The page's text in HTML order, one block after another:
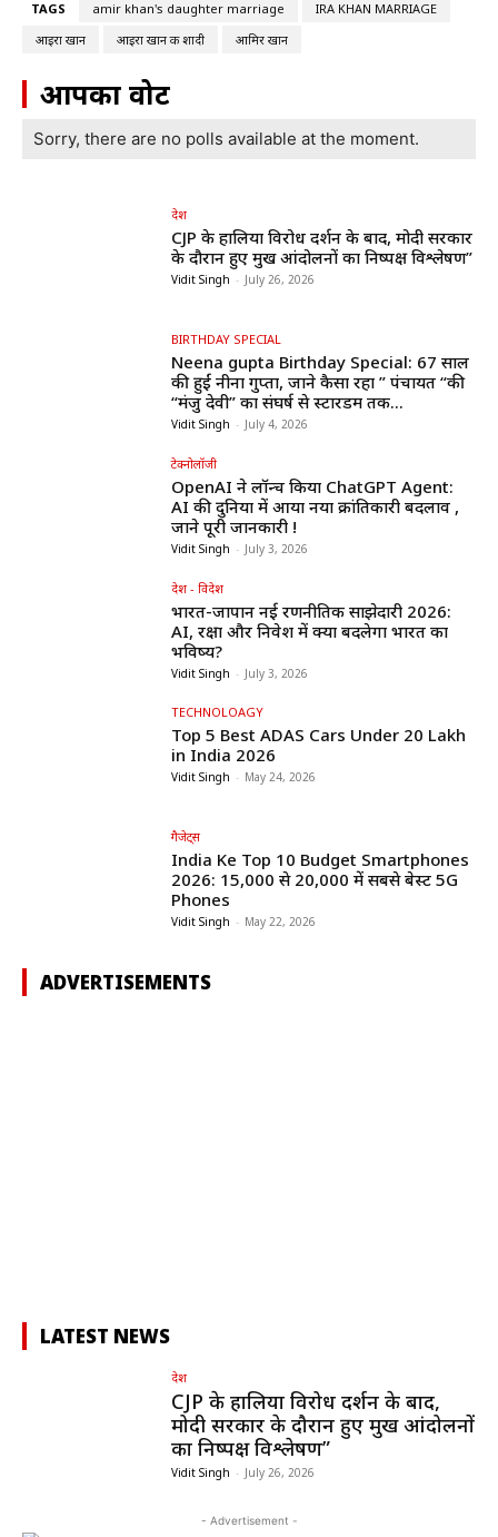
TAGS amir khan's daughter marriage
IRA KHAN MARRIAGE
आइरा खान
आइरा खान की शादी आमिर खान
आपका वोट
Sorry, there are no polls available at the moment.
देश
CJP के हालिया विरोध प्रदर्शन के बाद, मोदी सरकार
के दौरान हुए प्रमुख आंदोलनों का निष्पक्ष विश्लेषण”
Vidit Singh - July 26, 2026
BIRTHDAY SPECIAL
Neena gupta Birthday Special: 67 साल
की हुईं नीना गुप्ता, जाने कैसा रहा ” पंचायत “की
“मंजु देवी” का संघर्ष से स्टारडम तक...
Vidit Singh - July 4, 2026
टेक्नोलॉजी
OpenAI ने लॉन्च किया ChatGPT Agent:
AI की दुनिया में आया नया क्रांतिकारी बदलाव ,
जाने पूरी जानकारी !
Vidit Singh - July 3, 2026
देश - विदेश
भारत-जापान नई रणनीतिक साझेदारी 2026:
AI, रक्षा और निवेश में क्या बदलेगा भारत का
भविष्य?
Vidit Singh - July 3, 2026
TECHNOLOAGY
Top 5 Best ADAS Cars Under ₹20 Lakh
in India 2026
Vidit Singh - May 24, 2026
गैजेट्स
India Ke Top 10 Budget Smartphones
2026: ₹15,000 से ₹20,000 में सबसे बेस्ट 5G
Phones
Vidit Singh - May 22, 2026
ADVERTISEMENTS
LATEST NEWS
देश
CJP के हालिया विरोध प्रदर्शन के बाद,
मोदी सरकार के दौरान हुए प्रमुख आंदोलनों
का निष्पक्ष विश्लेषण”
Vidit Singh - July 26, 2026
- Advertisement -